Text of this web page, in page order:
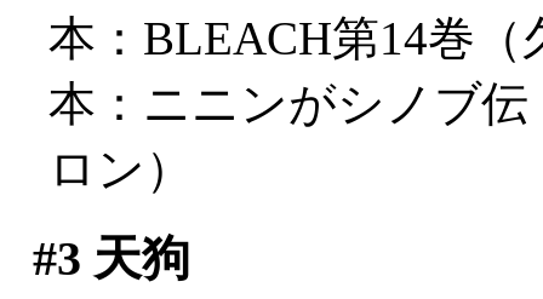
本：BLEACH第14巻
本：ニニンがシノブ伝
ロン）
#3 天狗